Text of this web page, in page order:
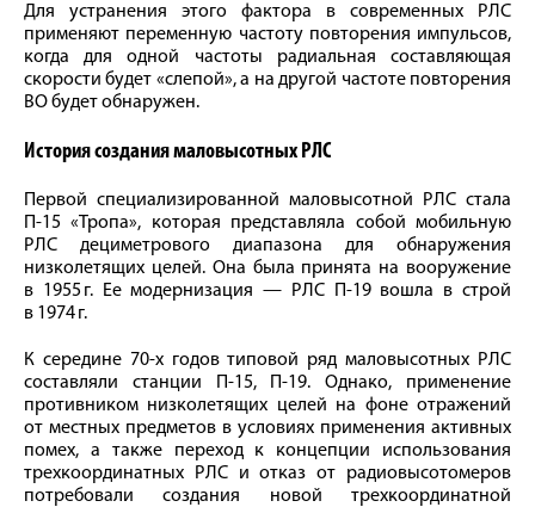
Для устранения этого фактора в современных РЛС
применяют переменную частоту повторения импульсов,
когда для одной частоты радиальная составляющая
скорости будет «слепой», а на другой частоте повторения
ВО будет обнаружен.
История создания маловысотных РЛС
Первой специализированной маловысотной РЛС стала
П-15 «Тропа», которая представляла собой мобильную
РЛС дециметрового диапазона для обнаружения
низколетящих целей. Она была принята на вооружение
в 1955 г. Ее модернизация — РЛС П-19 вошла в строй
в 1974 г.
К середине 70-х годов типовой ряд маловысотных РЛС
составляли станции П-15, П-19. Однако, применение
противником низколетящих целей на фоне отражений
от местных предметов в условиях применения активных
помех, а также переход к концепции использования
трехкоординатных РЛС и отказ от радиовысотомеров
потребовали создания новой трехкоординатной